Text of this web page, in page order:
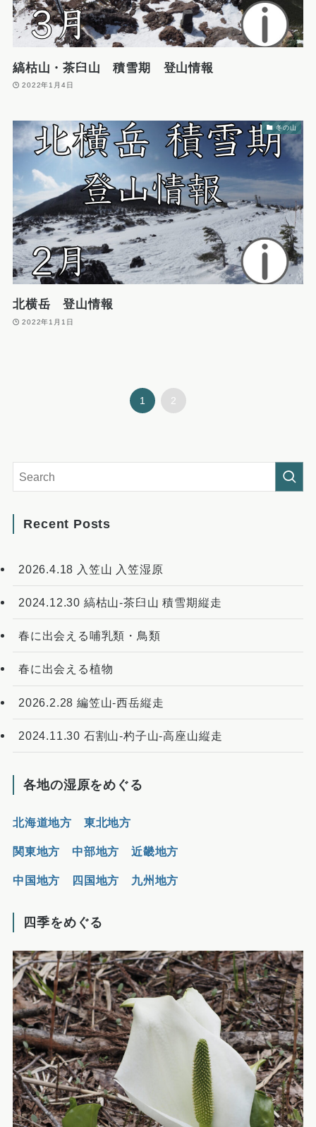
縞枯山・茶臼山 積雪期 登山情報
2022年1月4日
冬の山
北横岳 登山情報
2022年1月1日
1 2
Recent Posts
2026.4.18 入笠山 入笠湿原
2024.12.30 縞枯山-茶臼山 積雪期縦走
春に出会える哺乳類・鳥類
春に出会える植物
2026.2.28 編笠山-西岳縦走
2024.11.30 石割山-杓子山-高座山縦走
各地の湿原をめぐる
北海道地方 東北地方
関東地方 中部地方 近畿地方
中国地方 四国地方 九州地方
四季をめぐる